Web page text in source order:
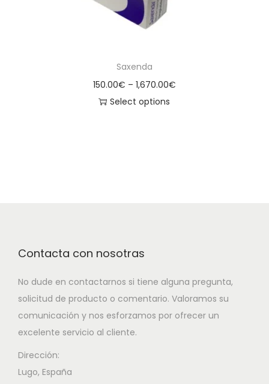
Saxenda
150.00€ – 1,670.00€
Select options
Contacta con nosotras
No dude en contactarnos si tiene alguna pregunta,
solicitud de producto o comentario. Valoramos su
comunicación y nos esforzamos por ofrecer un
excelente servicio al cliente.
Dirección:
Lugo, España